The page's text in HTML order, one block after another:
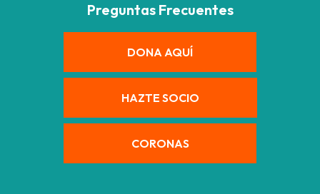
Preguntas Frecuentes
DONA AQUÍ
HAZTE SOCIO
CORONAS